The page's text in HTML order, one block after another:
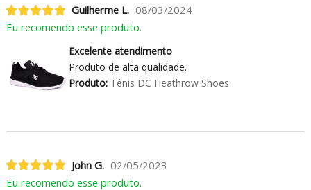
Guilherme L. 08/03/2024
Eu recomendo esse produto.
Excelente atendimento
Produto de alta qualidade.
Produto:Tênis DC Heathrow Shoes
John G. 02/05/2023
Eu recomendo esse produto.